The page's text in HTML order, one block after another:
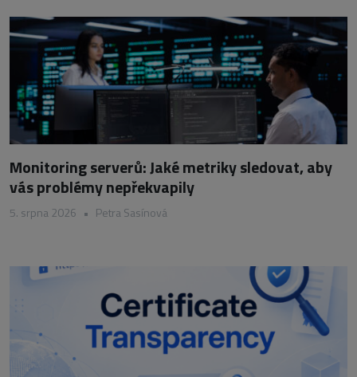
Monitoring serverů: Jaké metriky sledovat, aby
vás problémy nepřekvapily
5. srpna 2026 • Petra Sasínová